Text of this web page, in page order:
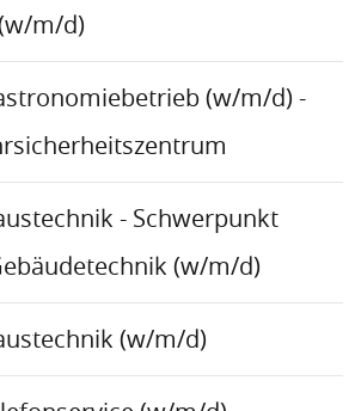
m/d)
(w/m/d) -
- Schwerpunkt
(w/m/d)
(w/m/d)